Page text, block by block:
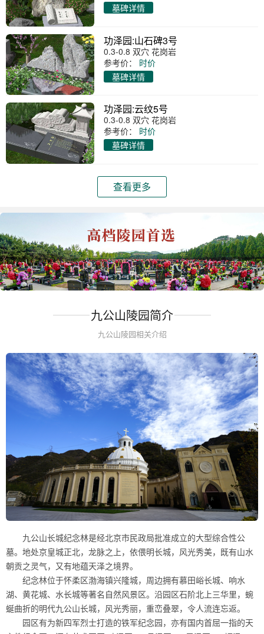
墓碑详情
功泽园:山石碑3号
0.3-0.8 双穴 花岗岩
参考价：
时价
墓碑详情
功泽园:云纹5号
0.3-0.8 双穴 花岗岩
参考价：
时价
墓碑详情
查看更多
九公山陵园简介
九公山陵园相关介绍
九公山长城纪念林是经北京市民政局批准成立的大型综合性公
墓。地处京皇城正北，龙脉之上，依偎明长城，风光秀美，既有山水
朝贡之灵气，又有地蕴天泽之境界。
纪念林位于怀柔区渤海镇兴隆城，周边拥有慕田峪长城、响水
湖、黄花城、水长城等著名自然风景区。沿园区石阶北上三华里，蜿
蜒曲折的明代九公山长城，风光秀丽，重峦叠翠，令人流连忘返。
园区有为新四军烈士打造的铁军纪念园，亦有国内首屈一指的天